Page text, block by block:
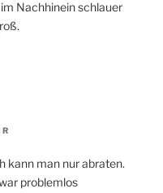
Nachhinein schlauer
kann man nur abraten.
problemlos